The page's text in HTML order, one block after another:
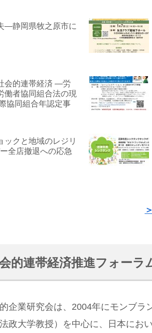
―静岡県牧之原市に
会的連帯経済 —労
働者協同組合法の現
協同組合年認定事
ックと地域のレジリ
全店撤退への応急
的連帯経済推進フォーラ
企業研究会は、2004年にモンブ
政大学教授）を中心に、日本にお